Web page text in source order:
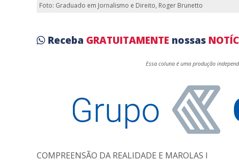
Foto: Graduado em Jornalismo e Direito, Roger Brunetto
Receba GRATUITAMENTE nossas
Essa coluna é uma produção
COMPREENSÃO DA REALIDADE E MAROLAS I